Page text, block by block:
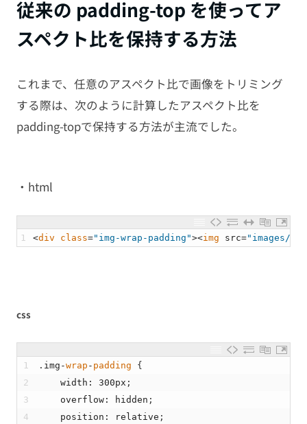
従来の padding-top を使ってア
スペクト比を保持する方法
これまで、任意のアスペクト比で画像をトリミング
する際は、次のように計算したアスペクト比を
padding-topで保持する方法が主流でした。
・html
1 <div class="img-wrap-padding"><img src="images/
css
1
2
3
4
. img -wrap - padding
{
width : 300px ;
overflow : hidden ;
position : relative ;